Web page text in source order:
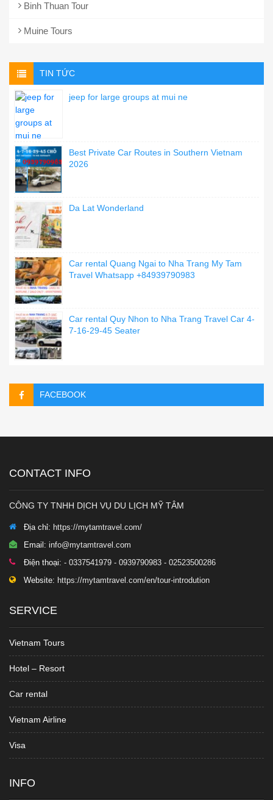
Binh Thuan Tour
Muine Tours
TIN TỨC
jeep for large groups at mui ne
Best Private Car Routes in Southern Vietnam
2026
Da Lat Wonderland
Car rental Quang Ngai to Nha Trang My Tam
Travel Whatsapp +84939790983
Car rental Quy Nhon to Nha Trang Travel Car 4-
7-16-29-45 Seater
FACEBOOK
CONTACT INFO
CÔNG TY TNHH DỊCH VỤ DU LỊCH MỸ TÂM
Địa chỉ: https://mytamtravel.com/
Email: info@mytamtravel.com
Điện thoại: - 0337541979 - 0939790983 - 02523500286
Website: https://mytamtravel.com/en/tour-introdution
SERVICE
Vietnam Tours
Hotel – Resort
Car rental
Vietnam Airline
Visa
INFO